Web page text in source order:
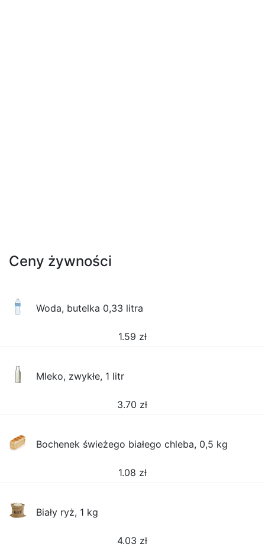
Ceny żywności
Woda, butelka 0,33 litra
1.59 zł
Mleko, zwykłe, 1 litr
3.70 zł
Bochenek świeżego białego chleba, 0,5 kg
1.08 zł
Biały ryż, 1 kg
4.03 zł